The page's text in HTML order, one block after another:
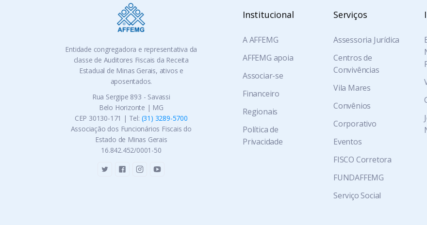
Entidade congregadora e representativa da
classe de Auditores Fiscais da Receita
Estadual de Minas Gerais, ativos e
aposentados.
Rua Sergipe 893 - Savassi
Belo Horizonte | MG
CEP 30130-171 | Tel: (31) 3289-5700
Associação dos Funcionários Fiscais do
Estado de Minas Gerais
16.842.452/0001-50
Institucional
A AFFEMG
AFFEMG apoia
Associar-se
Financeiro
Regionais
Política de
Privacidade
Serviços
Assessoria Jurídica
Centros de
Convivências
Vila Mares
Convênios
Corporativo
Eventos
FISCO Corretora
FUNDAFFEMG
Serviço Social